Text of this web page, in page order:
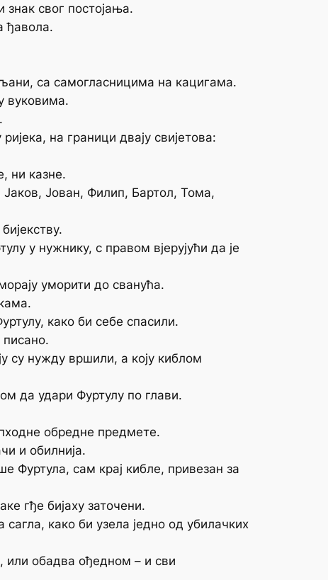
свог постојања.
ђавола.
са самогласницима на кацигама.
вуковима.
на граници двају свијетова:
ни казне.
Јаков, Јован, Филип, Бартол, Тома,
у нужнику, с правом вјерујући да је
уморити до сванућа.
како би себе спасили.
писано.
су нужду вршили, а коју киблом
да удари Фуртулу по глави.
обредне предмете.
и обилнија.
Фуртула, сам крај кибле, привезан за
гђе бијаху заточени.
како би узела једно од убилачких
или обадва ођедном – и сви